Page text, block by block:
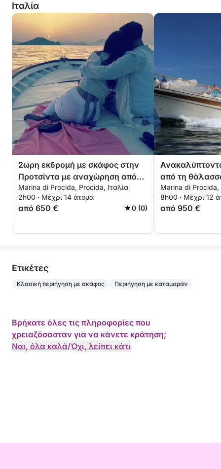
Ιταλία
2ωρη εκδρομή με σκάφος στην
Προτσίντα με αναχώρηση από
την Κοριτσέλα
Marina di Procida, Procida, Ιταλία
2h00 · Μέχρι 14 άτομα
από 650 € 0 (0)
από τη
Marina di Procida,
8h00 · Μέχρι 12
από 950 €
Eτικέτες
Κλασική περιήγηση με σκάφος Περιήγηση με καταμαράν
Βρήκατε όλες τις πληροφορίες που
χρειαζόσασταν για να κάνετε κράτηση;
Ναι, όλα καλά/Όχι, λείπει κάτι